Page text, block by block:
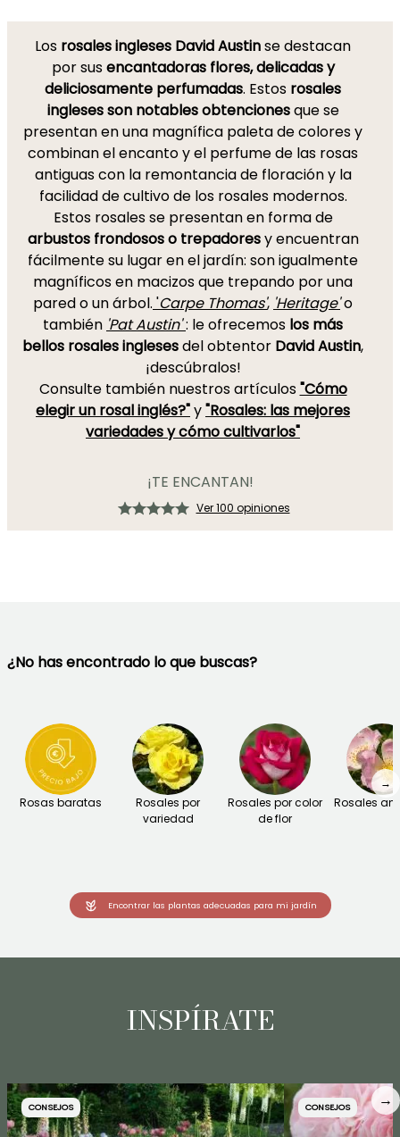
Los rosales ingleses David Austinse destacan
por susencantadoras flores, delicadas y
deliciosamente perfumadas. Estos rosales
ingleses son notables obtencionesque se
presentan en una magnífica paleta de colores y
combinan el encanto y el perfume de las rosas
antiguas con la remontancia de floración y la
facilidad de cultivo de los rosales modernos.
Estos rosales se presentan en forma de
arbustos frondosos o trepadoresy encuentran
fácilmente su lugar en el jardín: son igualmente
magníficos en macizos que trepando por una
pared o un árbol. 'Carpe Thomas', 'Heritage'o
también 'Pat Austin' : le ofrecemos los más
bellos rosales inglesesdel obtentor David Austin,
¡descúbralos!
Consulte también nuestros artículos"Cómo
elegir un rosal inglés?"y"Rosales: las mejores
variedades y cómo cultivarlos"
¡TE ENCANTAN!
Ver 100 opiniones
¿No has encontrado lo que buscas?
Rosas baratas
Rosales por
variedad
Rosales por color
de flor
Rosales
→
Encontrar las plantas adecuadas para mi jardín
INSPÍRATE
CONSEJOS CONSEJOS →